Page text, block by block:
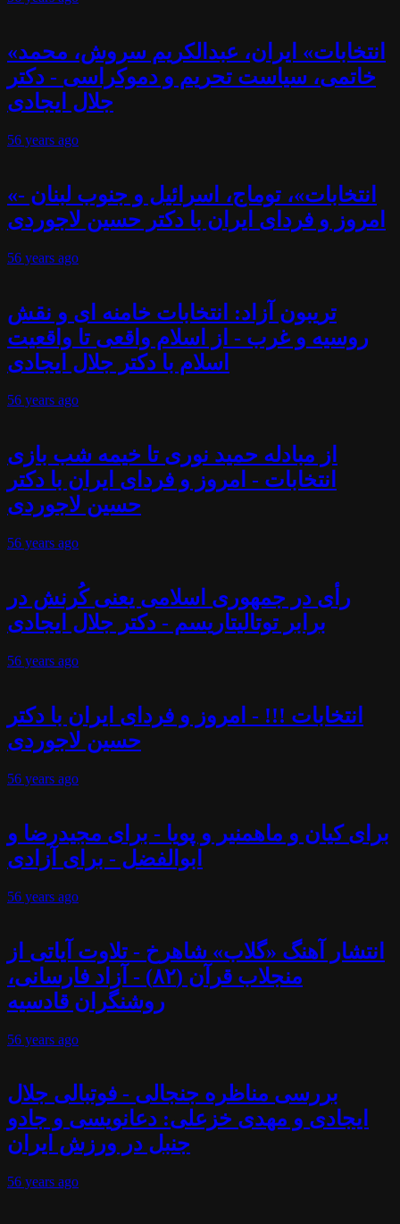
«انتخابات» ایران، عبدالکریم سروش، محمد
خاتمی، سیاست تحریم و دموکراسی - دکتر
جلال ایجادی
56 years ago
«انتخابات»، توماج، اسرائیل و جنوب لبنان -
امروز و فردای ایران با دکتر حسین لاجوردی
56 years ago
تریبون آزاد: انتخابات خامنه ای و نقش
روسیه و غرب - از اسلام واقعی تا واقعیت
اسلام با دکتر جلال ایجادی
56 years ago
از مبادله حمید نوری تا خیمه شب بازی
انتخابات - امروز و فردای ایران با دکتر
حسین لاجوردی
56 years ago
رأی در جمهوری اسلامی یعنی کُرنش در
برابر توتالیتاریسم - دکتر جلال ایجادی
56 years ago
انتخابات !!! - امروز و فردای ایران با دکتر
حسین لاجوردی
56 years ago
برای کیان و ماهمنیر و پویا - برای مجیدرضا و
ابوالفضل - برای آزادی
56 years ago
انتشار آهنگ «گلاب» شاهرخ - تلاوت آیاتی از
منجلاب قرآن (۸۲) - آزاد فارسانی،
روشنگران قادسیه
56 years ago
بررسی مناظره جنجالی - فوتبالی جلال
ایجادی و مهدی خزعلی: دعانویسی و جادو
جنبل در ورزش ایران
56 years ago